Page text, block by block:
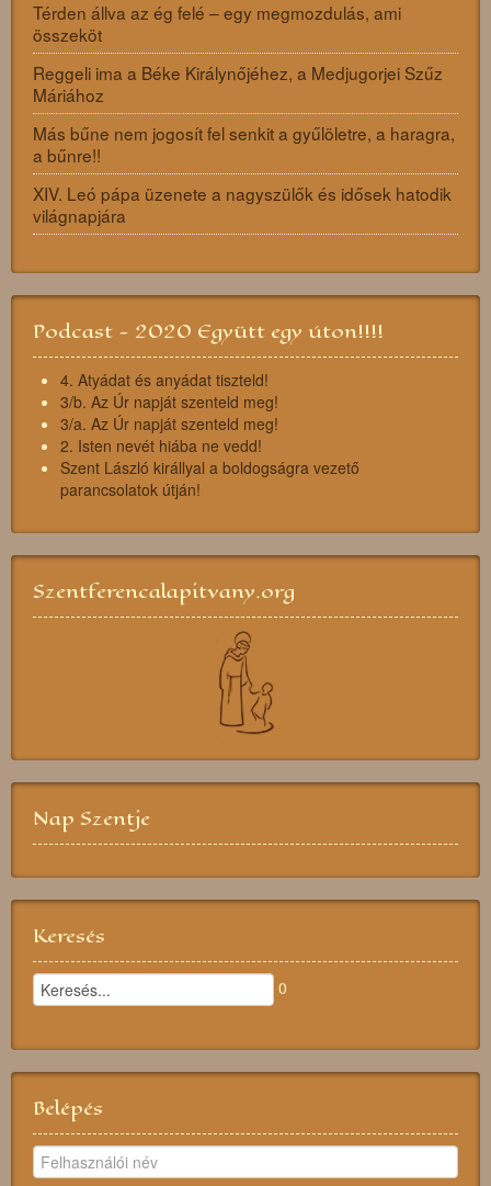
Térden állva az ég felé – egy megmozdulás, ami
összeköt
Reggeli ima a Béke Királynőjéhez, a Medjugorjei Szűz
Máriához
Más bűne nem jogosít fel senkit a gyűlöletre, a haragra,
a bűnre!!
XIV. Leó pápa üzenete a nagyszülők és idősek hatodik
világnapjára
Podcast - 2020 Együtt egy úton!!!!
4. Atyádat és anyádat tiszteld!
3/b. Az Úr napját szenteld meg!
3/a. Az Úr napját szenteld meg!
2. Isten nevét hiába ne vedd!
Szent László királlyal a boldogságra vezető
parancsolatok útján!
Szentferencalapitvany.org
Nap Szentje
Keresés
0
Belépés